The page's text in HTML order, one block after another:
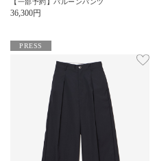
【一部予約】バルーンパンツ
36,300円
PRESS